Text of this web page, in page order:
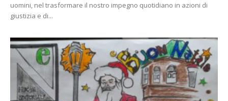
uomini, nel trasformare il nostro impegno quotidiano in azioni di
giustizia e di...